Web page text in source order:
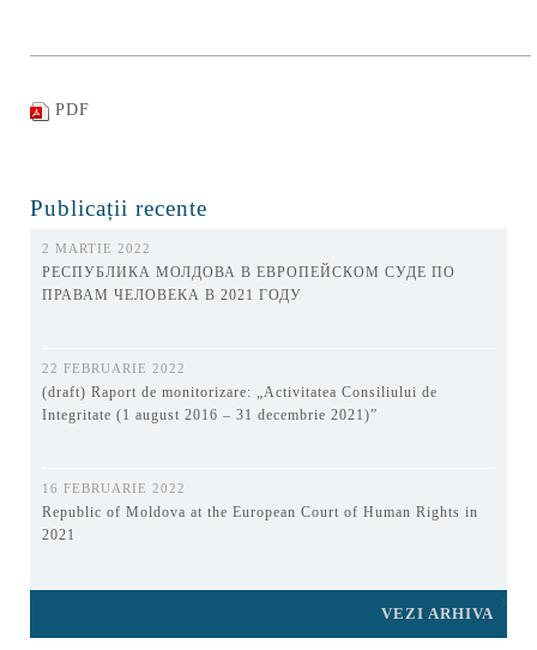
PDF
Publicații recente
2 MARTIE 2022
РЕСПУБЛИКА МОЛДОВА В ЕВРОПЕЙСКОМ СУДЕ ПО
ПРАВАМ ЧЕЛОВЕКА В 2021 ГОДУ
22 FEBRUARIE 2022
(draft) Raport de monitorizare: „Activitatea Consiliului de
Integritate (1 august 2016 – 31 decembrie 2021)”
16 FEBRUARIE 2022
Republic of Moldova at the European Court of Human Rights in
2021
VEZI ARHIVA